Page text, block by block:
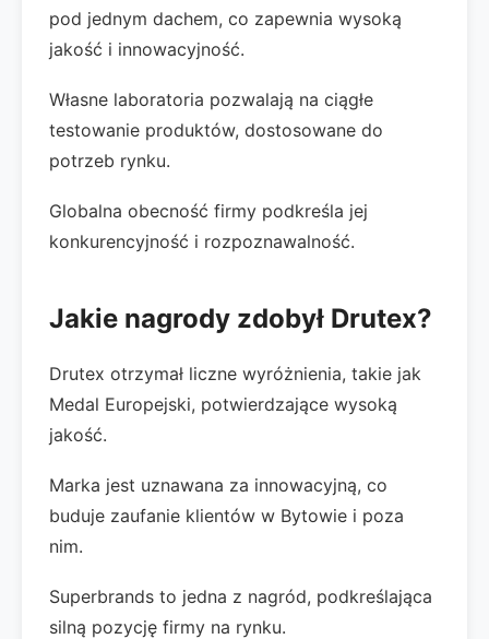
pod jednym dachem, co zapewnia wysoką
jakość i innowacyjność.
Własne laboratoria pozwalają na ciągłe
testowanie produktów, dostosowane do
potrzeb rynku.
Globalna obecność firmy podkreśla jej
konkurencyjność i rozpoznawalność.
Jakie nagrody zdobył Drutex?
Drutex otrzymał liczne wyróżnienia, takie jak
Medal Europejski, potwierdzające wysoką
jakość.
Marka jest uznawana za innowacyjną, co
buduje zaufanie klientów w Bytowie i poza
nim.
Superbrands to jedna z nagród, podkreślająca
silną pozycję firmy na rynku.